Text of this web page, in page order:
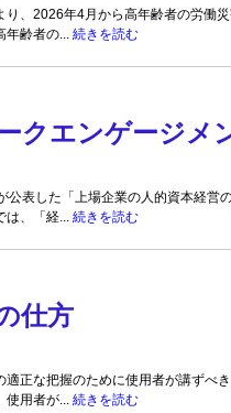
、2026年4月から高年齢者の労働
年齢者の...続きを読む
クエンゲージメ
表した「上場企業の人的資本経営の
は、「経...続きを読む
仕方
正な把握のために使用者が講ずべ
使用者が...続きを読む